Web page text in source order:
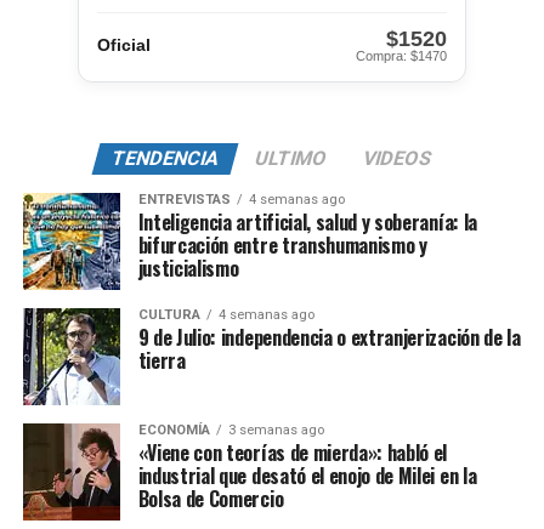
Oficial $1520
Compra: $1470
TENDENCIA ULTIMO VIDEOS
ENTREVISTAS 4 semanas ago
Inteligencia artificial, salud y soberanía: la
bifurcación entre transhumanismo y
justicialismo
CULTURA 4 semanas ago
9 de Julio: independencia o extranjerización de la
tierra
ECONOMÍA 3 semanas ago
«Viene con teorías de mierda»: habló el
industrial que desató el enojo de Milei en la
Bolsa de Comercio